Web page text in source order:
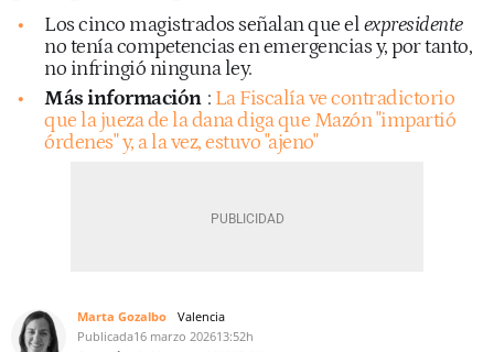
Los cinco magistrados señalan que elexpresidente
no tenía competencias en emergencias y, por tanto,
no infringió ninguna ley.
Más información : La Fiscalía ve contradictorio
que la jueza de la dana diga que Mazón "impartió
órdenes" y, a la vez, estuvo "ajeno"
Marta Gozalbo
Valencia
Publicada16 marzo 202613:52h